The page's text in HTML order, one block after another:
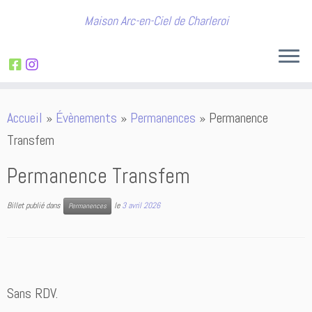
au
contenu
Maison Arc-en-Ciel de Charleroi
Accueil » Évènements » Permanences » Permanence
Transfem
Permanence Transfem
Billet publié dans Permanences le3 avril 2026
Sans RDV.